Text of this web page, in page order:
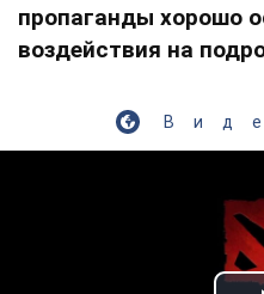
пропаганды хорошо
воздействия на